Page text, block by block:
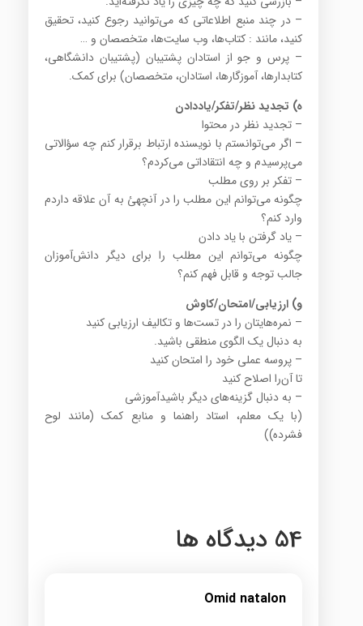
– در چند منبع اطلاعاتی که می‌توانید رجوع کنید، تحقیق
کنید، مانند : کتاب‌ها، وب سایت‌ها، متخصصان و …
– پرس و جو از استادان پشتیبان (پشتیبان دانشگاهی،
کتابدارها، آموزگارها، استادان، متخصصان) برای کمک.
ه) تجدید نظر/تفکر/یاددادن
– تجدید نظر در محتوا
– اگر می‌توانستم با نویسنده ارتباط برقرار کنم چه سؤالاتی
می‌پرسیدم و چه انتقاداتی می‌کردم؟
– تفکر بر روی مطلب
چگونه می‌توانم این مطلب را در آنچهئ به آن علاقه داردم
وارد کنم؟
– یاد گرفتن با یاد دادن
چگونه می‌توانم این مطلب را برای دیگر دانش‌آموزان
جالب توجه و قابل فهم کنم؟
و) ارزیابی/امتحان/کاوش
– نمره‌هایتان را در تست‌ها و تکالیف ارزیابی کنید
به دنبال یک الگوی منطقی باشید.
– پروسه عملی خود را امتحان کنید
تا آن‌را اصلاح کنید
– به دنبال گزینه‌های دیگر باشیدآموزشی
(با یک معلم، استاد راهنما و منابع کمک (مانند لوح
فشرده))
54 دیدگاه ها
Omid natalon